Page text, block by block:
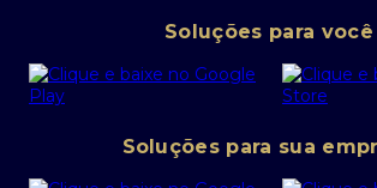
Canal de denúncias
Política de Segurança Cibernética
Portal da Privacidade
PRSAC
Abra sua conta PJ
SafraPay
Cartão Safra Empresas
Soluções para você
Soluções para sua